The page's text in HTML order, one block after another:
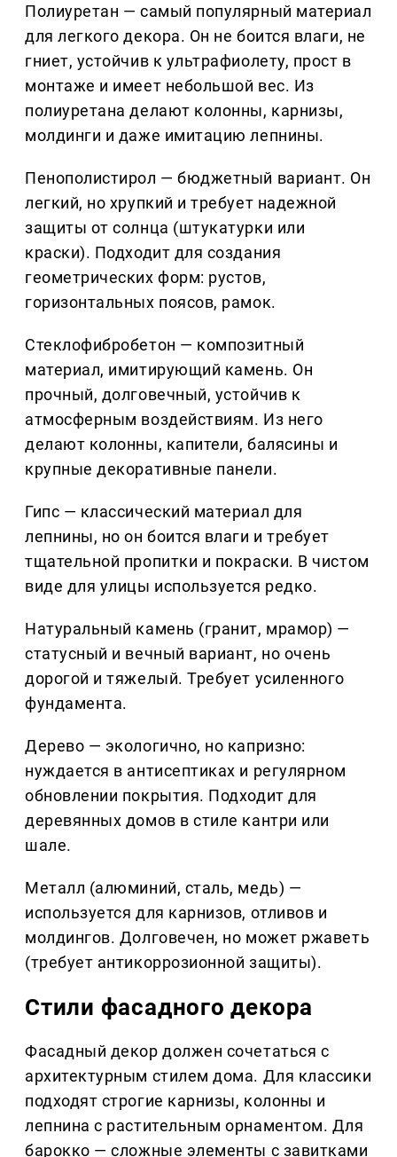
Полиуретан — самый популярный материал
для легкого декора. Он не боится влаги, не
гниет, устойчив к ультрафиолету, прост в
монтаже и имеет небольшой вес. Из
полиуретана делают колонны, карнизы,
молдинги и даже имитацию лепнины.
Пенополистирол — бюджетный вариант. Он
легкий, но хрупкий и требует надежной
защиты от солнца (штукатурки или
краски). Подходит для создания
геометрических форм: рустов,
горизонтальных поясов, рамок.
Стеклофибробетон — композитный
материал, имитирующий камень. Он
прочный, долговечный, устойчив к
атмосферным воздействиям. Из него
делают колонны, капители, балясины и
крупные декоративные панели.
Гипс — классический материал для
лепнины, но он боится влаги и требует
тщательной пропитки и покраски. В чистом
виде для улицы используется редко.
Натуральный камень (гранит, мрамор) —
статусный и вечный вариант, но очень
дорогой и тяжелый. Требует усиленного
фундамента.
Дерево — экологично, но капризно:
нуждается в антисептиках и регулярном
обновлении покрытия. Подходит для
деревянных домов в стиле кантри или
шале.
Металл (алюминий, сталь, медь) —
используется для карнизов, отливов и
молдингов. Долговечен, но может ржаветь
(требует антикоррозионной защиты).
Стили фасадного декора
Фасадный декор должен сочетаться с
архитектурным стилем дома. Для классики
подходят строгие карнизы, колонны и
лепнина с растительным орнаментом. Для
барокко — сложные элементы с завитками